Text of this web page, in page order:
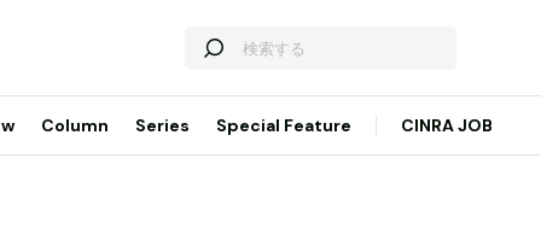
Column Series Special Feature CINRA JOB